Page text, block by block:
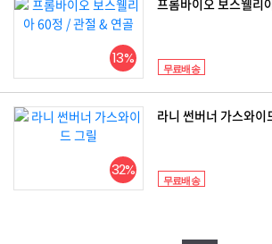
13%
프롬바이오 보스웰리
무료배송
32%
라니 썬버너 가스와이
무료배송